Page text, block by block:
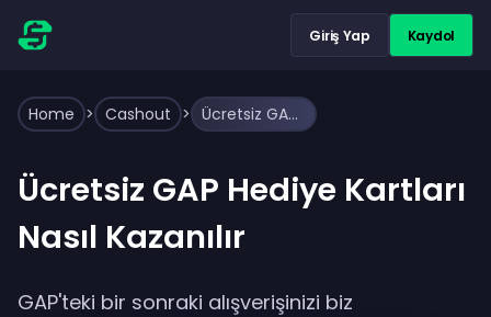
Giriş Yap Kaydol
Home > Cashout > Ücretsiz GAP Hediye Kartları Nasıl Kazanılır
Ücretsiz GAP Hediye Kartları
Nasıl Kazanılır
GAP'teki bir sonraki alışverişinizi biz